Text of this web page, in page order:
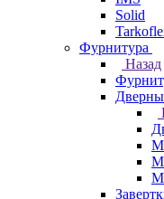
Solid
Фурнитура
Назад